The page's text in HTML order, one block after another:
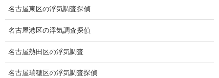
浮気調査関連調査
ドメスティックバイオレンスDV調査
いじめ・子供の虐待
別れさせ屋
名古屋東区の浮気調査探偵
名古屋港区の浮気調査探偵
名古屋熱田区の浮気調査
名古屋瑞穂区の浮気調査探偵